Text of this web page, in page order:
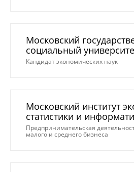
Московский
социальный
Кандидат экономических наук
Московский институт
статистики и
Предпринимательская
малого и среднего бизнеса